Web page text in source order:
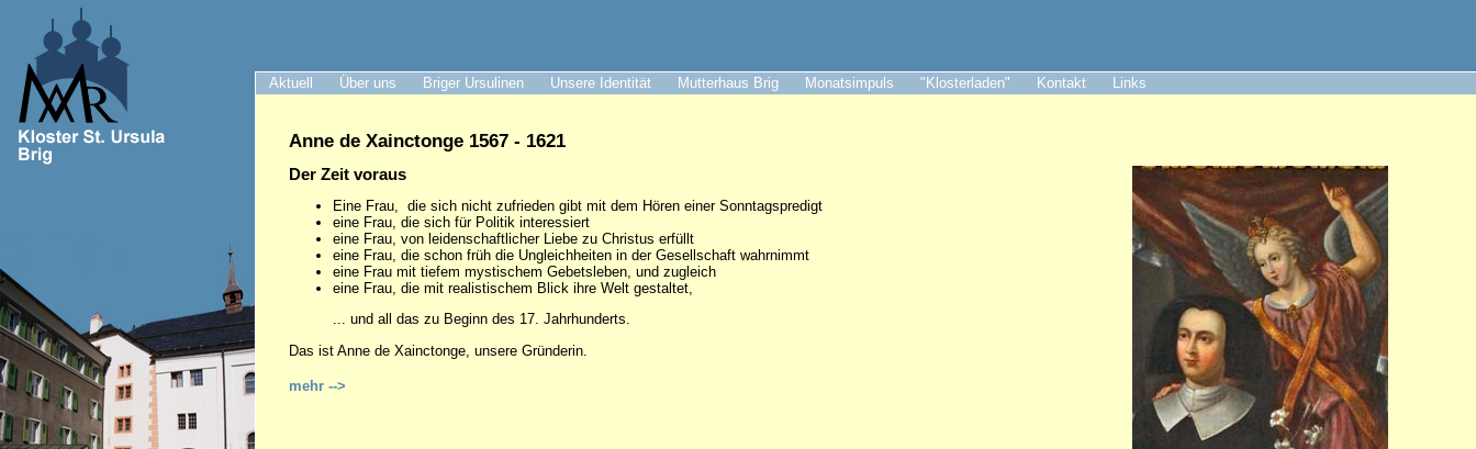
Aktuell Über uns Briger Ursulinen Unsere Identität Mutterhaus Brig Monatsimpuls "Klosterladen" Kontakt Links
Anne de Xainctonge 1567 - 1621
Der Zeit voraus
Eine Frau, die sich nicht zufrieden gibt mit dem Hören einer Sonntagspredigt
eine Frau, die sich für Politik interessiert
eine Frau, von leidenschaftlicher Liebe zu Christus erfüllt
eine Frau, die schon früh die Ungleichheiten in der Gesellschaft wahrnimmt
eine Frau mit tiefem mystischem Gebetsleben, und zugleich
eine Frau, die mit realistischem Blick ihre Welt gestaltet,
... und all das zu Beginn des 17. Jahrhunderts.
Das ist Anne de Xainctonge, unsere Gründerin.
mehr -->